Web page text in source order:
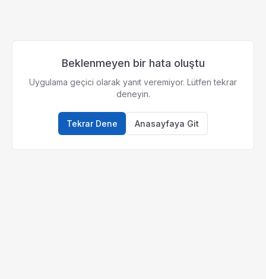
Beklenmeyen bir hata oluştu
Uygulama geçici olarak yanıt veremiyor. Lütfen tekrar
deneyin.
Tekrar Dene Anasayfaya Git